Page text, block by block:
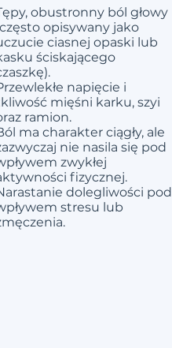
obustronny ból głowy
opisywany jako
ciasnej opaski lub
ściskającego
napięcie i
mięśni karku, szyi
ramion.
ma charakter ciągły, ale
nie nasila się pod
zwykłej
fizycznej.
dolegliwości pod
stresu lub